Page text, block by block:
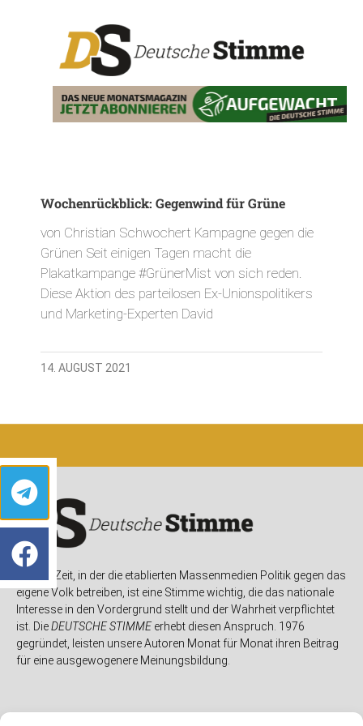
Wochenrückblick: Gegenwind für Grüne
von Christian Schwochert Kampagne gegen die
Grünen Seit einigen Tagen macht die
Plakatkampange #GrünerMist von sich reden.
Diese Aktion des parteilosen Ex-Unionspolitikers
und Marketing-Experten David
14. AUGUST 2021
In einer Zeit, in der die etablierten Massenmedien Politik gegen das
eigene Volk betreiben, ist eine Stimme wichtig, die das nationale
Interesse in den Vordergrund stellt und der Wahrheit verpflichtet
ist. DieDEUTSCHE STIMMEerhebt diesen Anspruch. 1976
gegründet, leisten unsere Autoren Monat für Monat ihren Beitrag
für eine ausgewogenere Meinungsbildung.